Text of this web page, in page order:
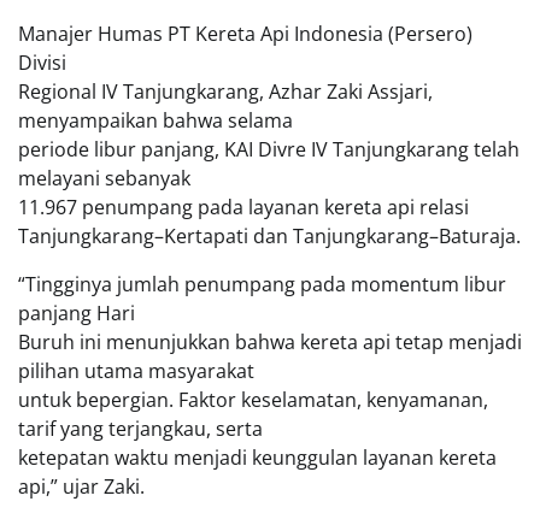
Manajer Humas PT Kereta Api Indonesia (Persero)
Divisi
Regional IV Tanjungkarang, Azhar Zaki Assjari,
menyampaikan bahwa selama
periode libur panjang, KAI Divre IV Tanjungkarang telah
melayani sebanyak
11.967 penumpang pada layanan kereta api relasi
Tanjungkarang–Kertapati dan Tanjungkarang–Baturaja.
“Tingginya jumlah penumpang pada momentum libur
panjang Hari
Buruh ini menunjukkan bahwa kereta api tetap menjadi
pilihan utama masyarakat
untuk bepergian. Faktor keselamatan, kenyamanan,
tarif yang terjangkau, serta
ketepatan waktu menjadi keunggulan layanan kereta
api,” ujar Zaki.